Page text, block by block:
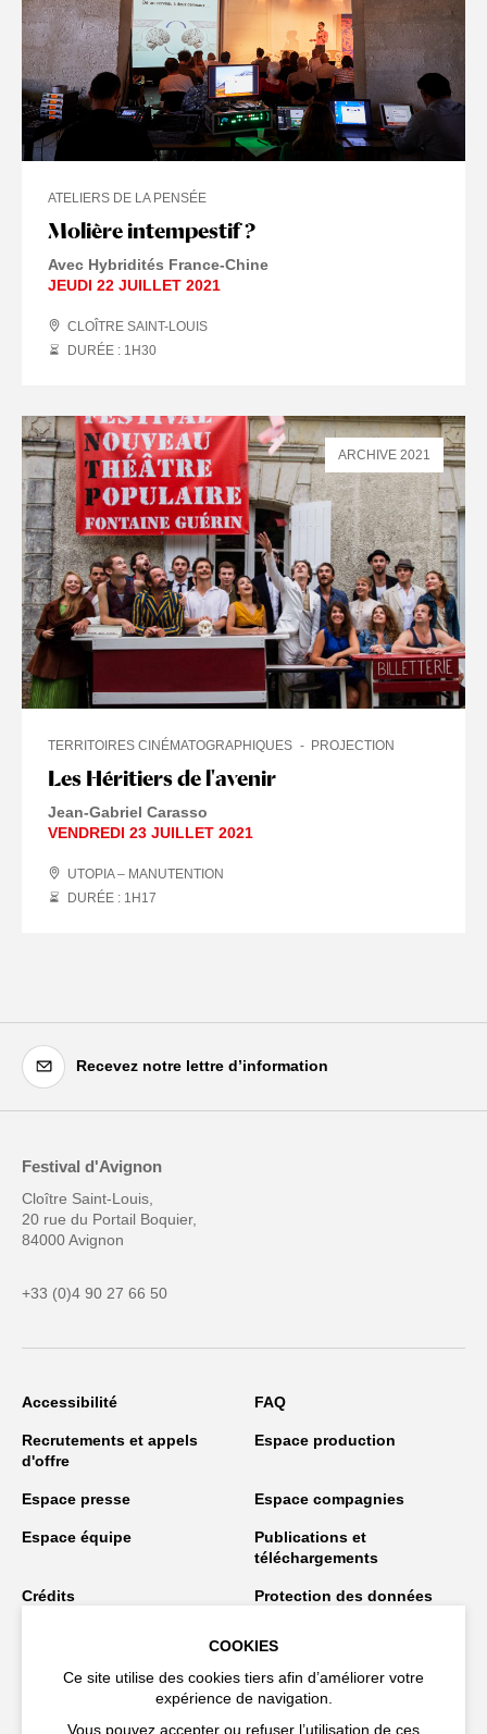
Molière intempestif ?
ATELIERS DE LA PENSÉE
Avec Hybridités France-Chine
JEUDI 22 JUILLET 2021
CLOÎTRE SAINT-LOUIS
DURÉE : 1 H30
Les Héritiers de l'avenir
TERRITOIRES CINÉMATOGRAPHIQUES PROJECTION
Jean-Gabriel Carasso
VENDREDI 23 JUILLET 2021
UTOPIA – MANUTENTION
DURÉE : 1H17
ARCHIVE 2021
Recevez notre lettre d’information
Festival d'Avignon
Cloître Saint-Louis,
20 rue du Portail Boquier,
84000 Avignon
+33 (0)4 90 27 66 50
Accessibilité FAQ
Recrutements et appels
d'offre
Espace production
Espace presse Espace compagnies
Espace équipe
Publications et
téléchargements
Crédits
Protection des données
COOKIES
Ce site utilise des cookies tiers afin d’améliorer votre
expérience de navigation.
Vous pouvez accepter ou refuser l’utilisation de ces